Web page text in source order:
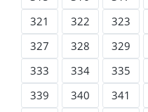
321
322 323
327
328 329
333
334 335
339
340 341